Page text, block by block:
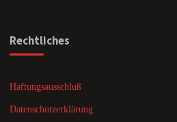
Rechtliches
Haftungsausschluß
Datenschutzerklärung